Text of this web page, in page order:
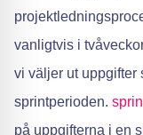
vanligtvis i
vi väljer ut uppgifter
sprintperioden.
på uppgifterna i en